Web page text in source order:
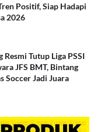
Positif, Siap Hadapi
2026
Resmi Tutup Liga PSSI
JFS BMT, Bintang
Soccer Jadi Juara